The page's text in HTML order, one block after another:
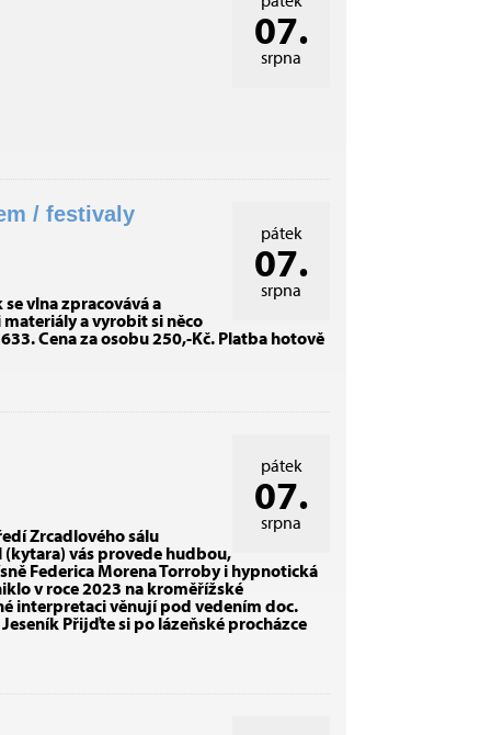
07.
srpna
pátek
07.
srpna
/ festivaly
vlna zpracovává a
a vyrobit si něco
Cena za osobu 250,-Kč. Platba hotově
pátek
07.
srpna
Zrcadlového sálu
(kytara) vás provede hudbou,
Federica Morena Torroby i hypnotická
v roce 2023 na kroměřížské
interpretaci věnují pod vedením doc.
Přijďte si po lázeňské procházce